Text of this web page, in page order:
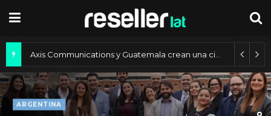
ARGENTINA